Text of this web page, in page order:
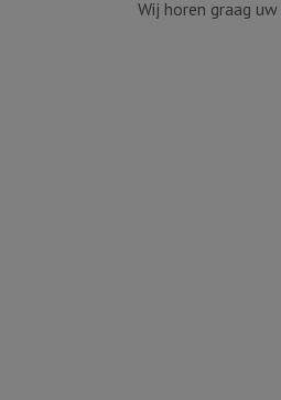
Wij horen graag uw